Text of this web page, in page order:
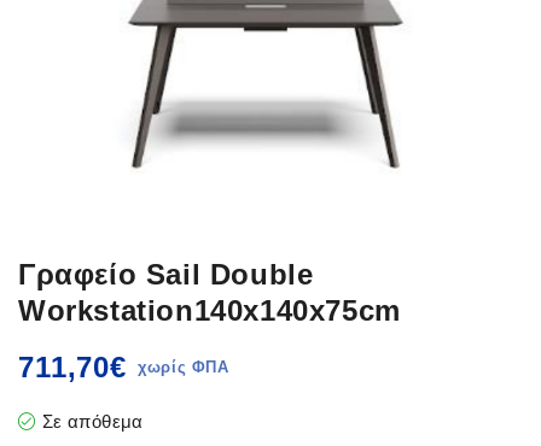
Γραφείο Sail Double
Workstation140x140x75cm
711,70€
Σε απόθεμα